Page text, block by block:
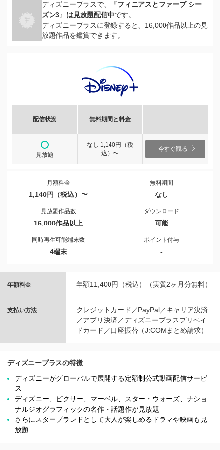
ディズニープラスで、『フィニアスとファーブ シー
ズン3』 は見放題配信中です。
ディズニープラスに登録すると、16,000作品以上の見
放題作品を鑑賞できます。
配信状況 無料期間と料金
見放題
なし 1,140円（税
込）〜
今すぐ観る
月額料金
1,140円（税込）〜
無料期間
なし
見放題作品数
16,000作品以上
ダウンロード
可能
同時再生可能端末数
4端末
ポイント付与
-
年額料金 年額11,400円（税込）（実質2ヶ月分無料）
支払い方法
クレジットカード／PayPal／キャリア決済
／アプリ決済／ディズニープラスプリペイ
ドカード／口座振替（J:COMまとめ請求）
ディズニープラスの特徴
ディズニーがグローバルで展開する定額制公式動画配信サービ
ス
ディズニー、ピクサー、マーベル、スター・ウォーズ、ナショ
ナルジオグラフィックの名作・話題作が見放題
さらにスターブランドとして大人が楽しめるドラマや映画も見
放題